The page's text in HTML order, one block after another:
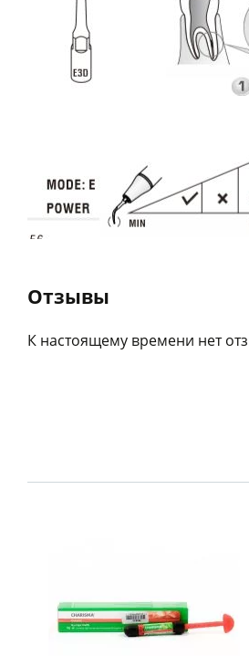
Отзывы
К настоящему времени нет